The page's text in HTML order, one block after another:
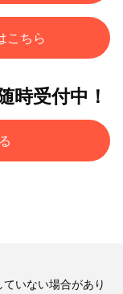
こちら
時受付中！
いない場合があり